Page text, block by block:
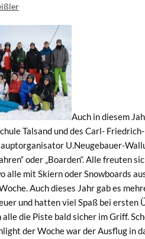
Auch in diesem
Talsand und des Carl-
U.Neugebauer-
oder „Boarden“. Alle freuten
alle mit Skiern oder Snowboards
Auch dieses Jahr gab es
und hatten viel Spaß bei ersten
die Piste bald sicher im Griff.
der Woche war der Ausflug in